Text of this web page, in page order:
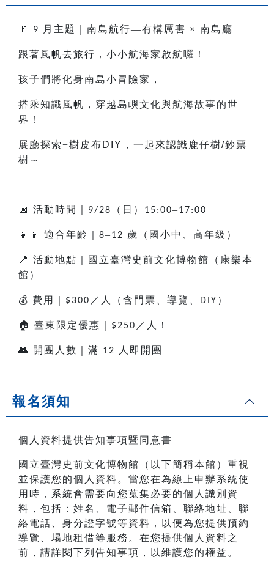
🚩 9 月主題｜南島航行—有構厲害 × 南島廳
跟著風帆去旅行，小小航海家啟航囉！
孩子們將化身南島小冒險家，
搭乘知識風帆，穿越島嶼文化與航海故事的世
界！
展廳探索+樹皮布 DIY ，一起來認識鹿仔樹/鈔票
樹～
📅 活動時間｜ 9/28 （日） 15:00–17:00
👧👦 適合年齡｜ 8–12 歲（國小中、高年級）
📍 活動地點｜國立臺灣史前文化博物館（康樂本
館）
💰 費用｜ $300 ／人（含門票、導覽、 DIY ）
🏠 臺東限定優惠｜ $250 ／人！
👥 開團人數｜滿 12 人即開團
報名須知
個人資料提供告知事項暨同意書
國立臺灣史前文化博物館（以下簡稱本館）重視
並保護您的個人資料。當您在為線上申辦系統使
用時，系統會需要向您蒐集必要的個人識別資
料，包括：姓名、電子郵件信箱、聯絡地址、聯
絡電話、身分證字號等資料，以便為您提供預約
導覽、場地租借等服務。在您提供個人資料之
前，請詳閱下列告知事項，以維護您的權益。